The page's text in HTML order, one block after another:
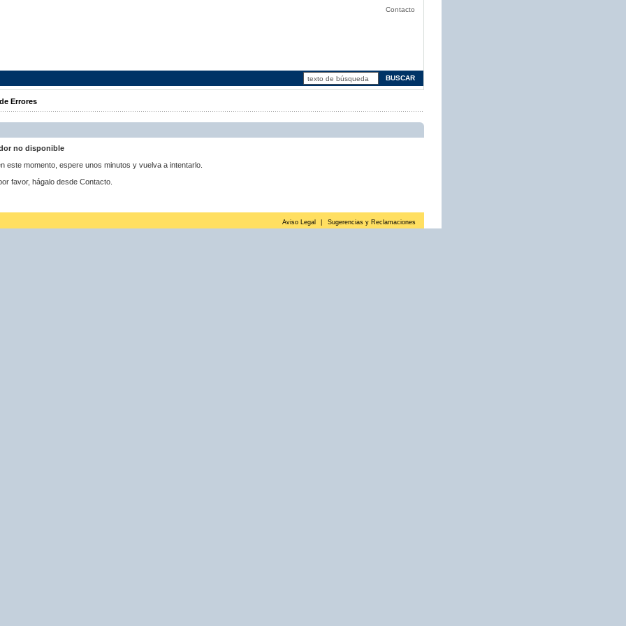
Contacto
Errores
no disponible
este momento, espere unos minutos y vuelva a intentarlo.
favor, hágalo desde Contacto.
Aviso Legal Sugerencias y Reclamaciones